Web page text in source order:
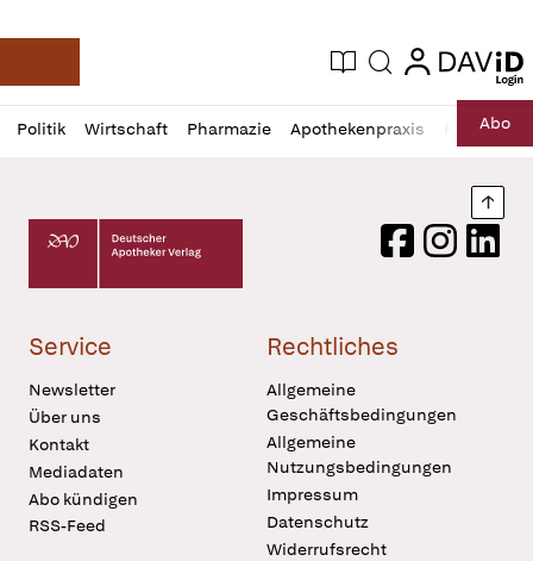
Deutsche Apotheker Zeitung
Aktuelle Ausgabe
Suche login
login
Politik Wirtschaft Pharmazie Apothekenpraxis RechtAbo
Profil
öffnen
Daz
Pur
Deutscher Apotheker Verlag Logo
FacebookInstagram
Service
Newsletter
Über uns
Kontakt
Mediadaten
Abo kündigen
RSS-Feed
Rechtliches
Allgemeine
Geschäftsbedingungen
Allgemeine
Nutzungsbedingungen
Impressum
Datenschutz
Widerrufsrecht